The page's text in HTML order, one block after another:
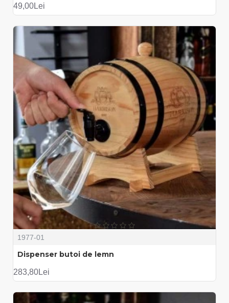
49,00Lei
1977-01
Dispenser butoi de lemn
283,80Lei